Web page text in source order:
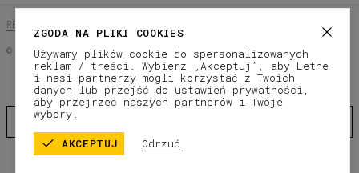
REGULAMIN SKLEPU
©
2026 LETHE Co.
ZGODA NA PLIKI COOKIES
Używamy plików cookie do spersonalizowanych
reklam / treści. Wybierz „Akceptuj”, aby Lethe
i nasi partnerzy mogli korzystać z Twoich
danych lub przejść do ustawień prywatności,
aby przejrzeć naszych partnerów i Twoje
wybory.
AKCEPTUJ Odrzuć
Subscribe to our newsletter